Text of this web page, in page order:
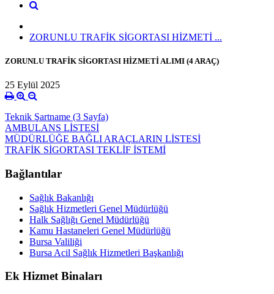
ZORUNLU TRAFİK SİGORTASI HİZMETİ ...
ZORUNLU TRAFİK SİGORTASI HİZMETİ ALIMI (4 ARAÇ)
25 Eylül 2025
Teknik Şartname (3 Sayfa)
AMBULANS LİSTESİ
MÜDÜRLÜĞE BAĞLI ARAÇLARIN LİSTESİ
TRAFİK SİGORTASI TEKLİF İSTEMİ
Bağlantılar
Sağlık Bakanlığı
Sağlık Hizmetleri Genel Müdürlüğü
Halk Sağlığı Genel Müdürlüğü
Kamu Hastaneleri Genel Müdürlüğü
Bursa Valiliği
Bursa Acil Sağlık Hizmetleri Başkanlığı
Ek Hizmet Binaları